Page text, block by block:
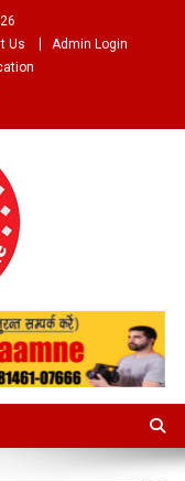
Us
Admin Login